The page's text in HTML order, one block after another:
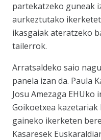
partekatzeko guneak
aurkeztutako
ikasgaiak ateratzeko
tailerrok.
Arratsaldeko saio
panela izan da. Paula
Josu Amezaga
Goikoetxea
gaineko ikerketen
Kasaresek